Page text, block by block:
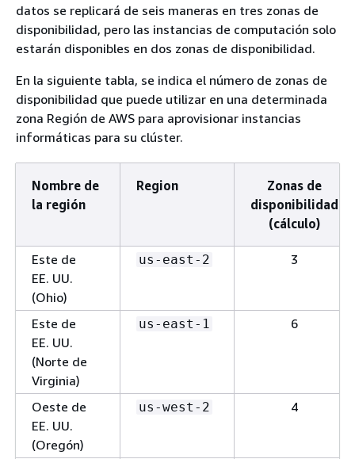
datos se replicará de seis maneras en tres zonas de
disponibilidad, pero las instancias de computación solo
estarán disponibles en dos zonas de disponibilidad.
En la siguiente tabla, se indica el número de zonas de
disponibilidad que puede utilizar en una determinada
zona Región de AWS para aprovisionar instancias
informáticas para su clúster.
Nombre de
la región
Region
Zonas de
disponibilidad
(cálculo)
Este de
EE. UU.
(Ohio)
us-east-2 3
Este de
EE. UU.
(Norte de
Virginia)
us-east-1 6
Oeste de
EE. UU.
(Oregón)
us-west-2 4